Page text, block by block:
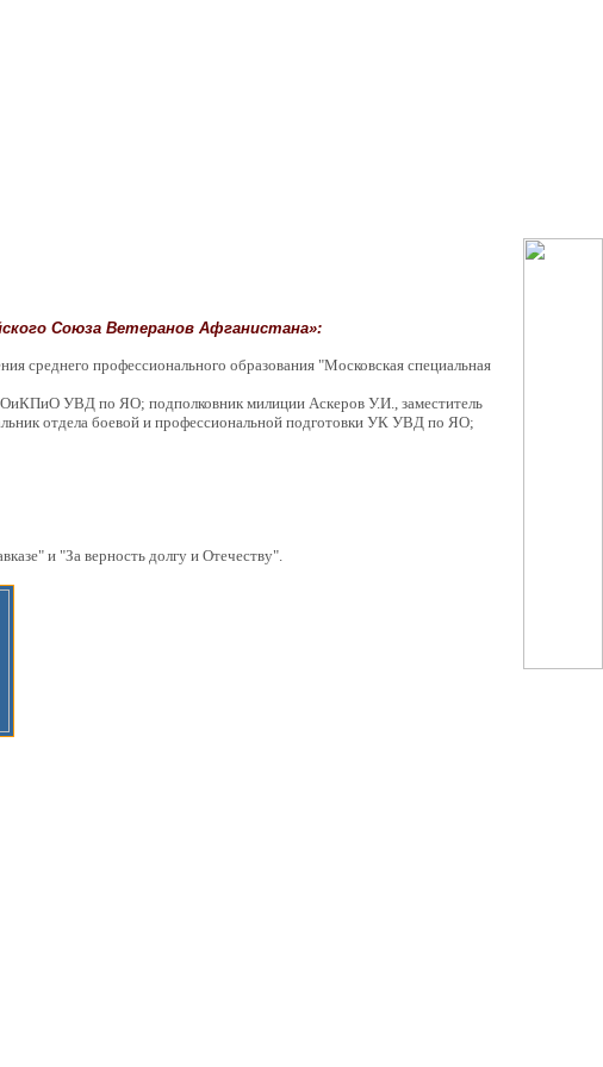
Союза Ветеранов Афганистана»:
среднего профессионального образования "Московская специальная
УВД по ЯО; подполковник милиции Аскеров У.И., заместитель
отдела боевой и профессиональной подготовки УК УВД по ЯО;
и "За верность долгу и Отечеству".